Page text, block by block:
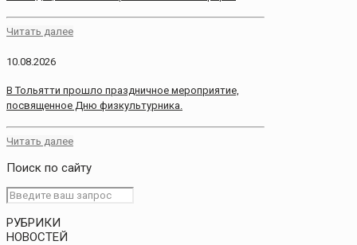
Читать далее
10.08.2026
В Тольятти прошло праздничное мероприятие,
посвященное Дню физкультурника.
Читать далее
Поиск по сайту
РУБРИКИ
НОВОСТЕЙ